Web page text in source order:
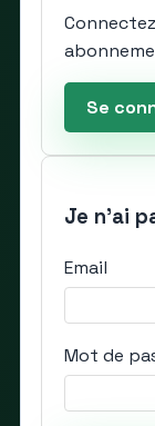
Se
Je n'ai
Email
Mot de